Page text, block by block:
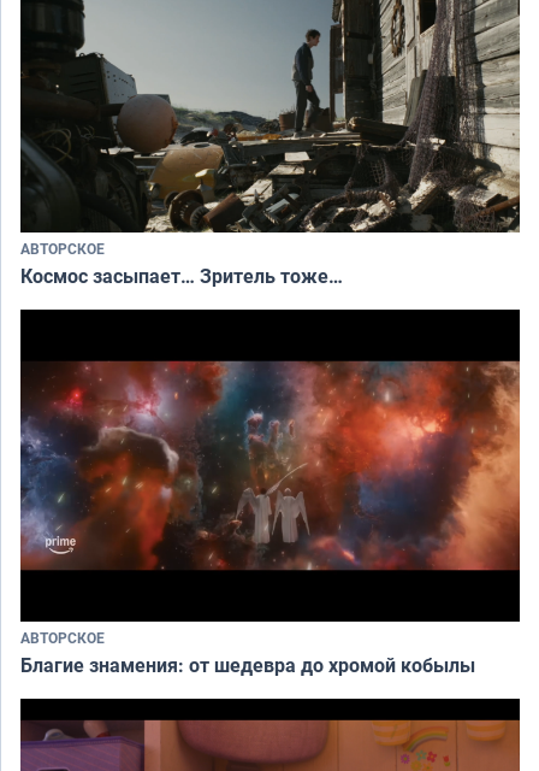
АВТОРСКОЕ
Космос засыпает… Зритель тоже…
АВТОРСКОЕ
Благие знамения: от шедевра до хромой кобылы